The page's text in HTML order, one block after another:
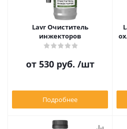
Lavr Очиститель
инжекторов
от 530 руб. /шт
Подробнее